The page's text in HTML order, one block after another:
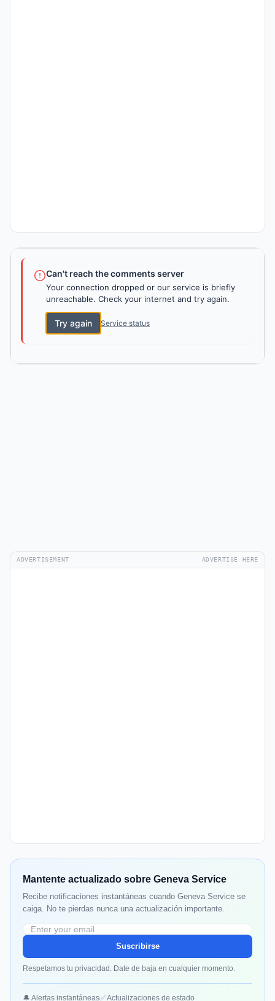
Can't reach the comments server
Your connection dropped or our service is briefly
unreachable. Check your internet and try again.
Try again Service status
ADVERTISEMENT ADVERTISE HERE
Mantente actualizado sobre Geneva Service
Recibe notificaciones instantáneas cuando Geneva Service se
caiga. No te pierdas nunca una actualización importante.
Suscribirse
Respetamos tu privacidad. Date de baja en cualquier momento.
🔔 Alertas instantáneas✅ Actualizaciones de estado